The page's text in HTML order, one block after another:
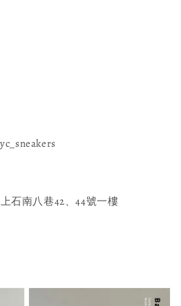
石南八巷42、44號一樓